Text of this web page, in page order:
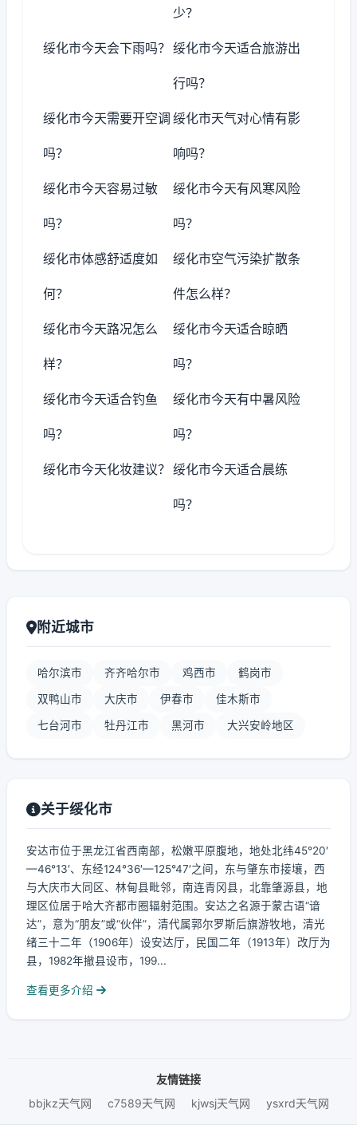
少？
绥化市今天会下雨吗？ 绥化市今天适合旅游出
行吗？
绥化市今天需要开空调
吗？
绥化市天气对心情有影
响吗？
绥化市今天容易过敏
吗？
绥化市今天有风寒风险
吗？
绥化市体感舒适度如
何？
绥化市空气污染扩散条
件怎么样？
绥化市今天路况怎么
样？
绥化市今天适合晾晒
吗？
绥化市今天适合钓鱼
吗？
绥化市今天有中暑风险
吗？
绥化市今天化妆建议？ 绥化市今天适合晨练
吗？
附近城市
哈尔滨市 齐齐哈尔市 鸡西市 鹤岗市
双鸭山市 大庆市 伊春市 佳木斯市
七台河市 牡丹江市 黑河市 大兴安岭地区
关于绥化市
安达市位于黑龙江省西南部，松嫩平原腹地，地处北纬45°20′
—46°13′、东经124°36′—125°47′之间，东与肇东市接壤，西
与大庆市大同区、林甸县毗邻，南连青冈县，北靠肇源县，地
理区位居于哈大齐都市圈辐射范围。安达之名源于蒙古语“谙
达”，意为“朋友”或“伙伴”，清代属郭尔罗斯后旗游牧地，清光
绪三十二年（1906年）设安达厅，民国二年（1913年）改厅为
县，1982年撤县设市，199...
查看更多介绍
友情链接
bbjkz天气网
c7589天气网 kjwsj天气网 ysxrd天气网